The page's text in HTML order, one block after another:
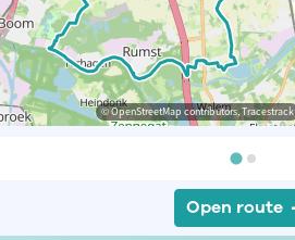
© OpenStreetMap contributors, Tracestrack
Open route